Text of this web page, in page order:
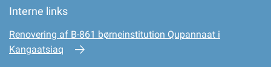
Interne links
Renovering af B-861 børneinstitution Qupannaat i
Kangaatsiaq